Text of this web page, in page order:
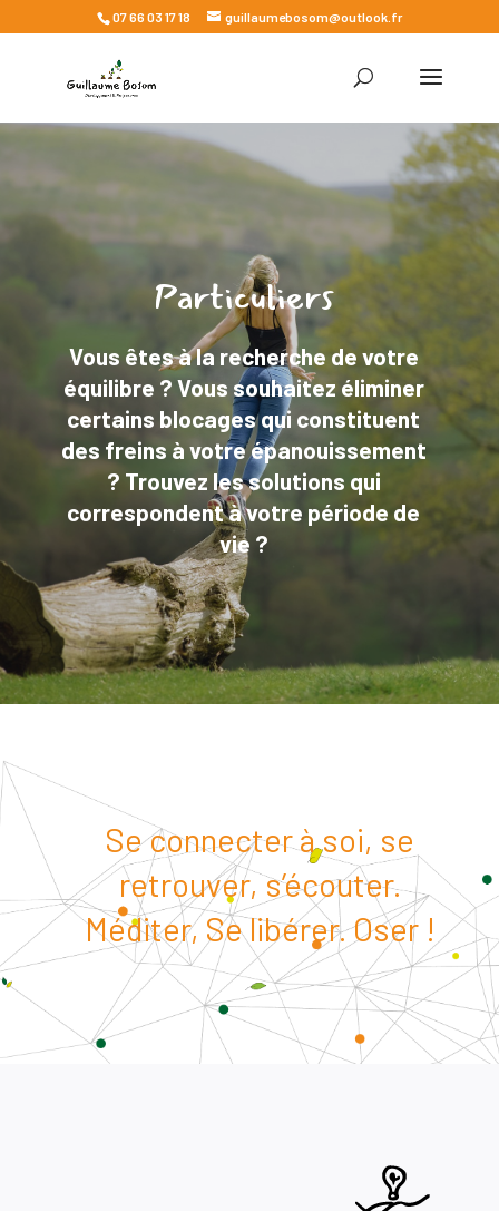
07 66 03 17 18 guillaumebosom@outlook.fr
Particuliers
Vous êtes à la recherche de votre
équilibre ? Vous souhaitez éliminer
certains blocages qui constituent
des freins à votre épanouissement
? Trouvez les solutions qui
correspondent à votre période de
vie ?
Se connecter à soi, se
retrouver, s’écouter.
Méditer, Se libérer. Oser !